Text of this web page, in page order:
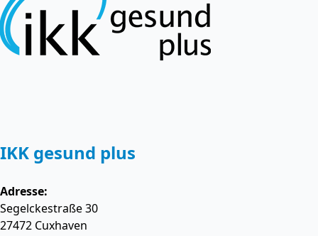
IKK gesund plus
Adresse:
Segelckestraße 30
27472 Cuxhaven